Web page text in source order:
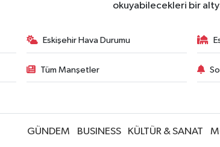
okuyabilecekleri bir
Eskişehir Hava Durumu
Tüm Manşetler
GÜNDEM BUSINESS KÜLTÜR & SANAT